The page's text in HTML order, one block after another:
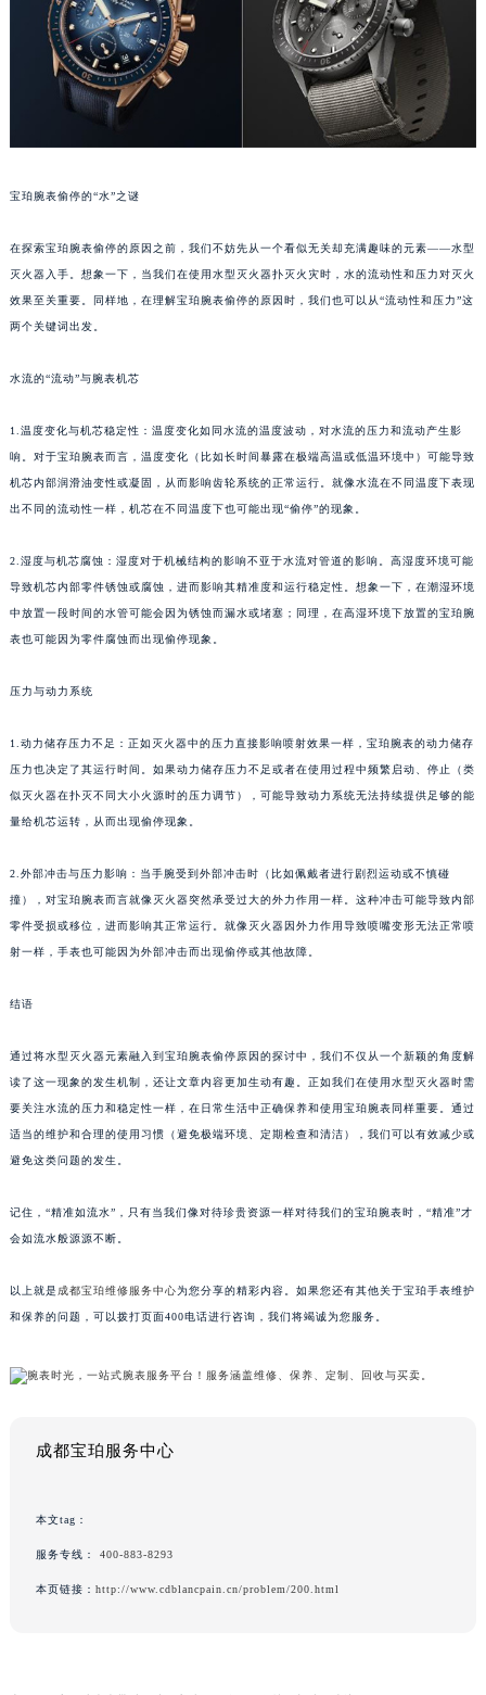
宝珀腕表偷停的“水”之谜
在探索宝珀腕表偷停的原因之前，我们不妨先从一个看似无关却充满趣味的元素——水型
灭火器入手。想象一下，当我们在使用水型灭火器扑灭火灾时，水的流动性和压力对灭火
效果至关重要。同样地，在理解宝珀腕表偷停的原因时，我们也可以从“流动性和压力”这
两个关键词出发。
水流的“流动”与腕表机芯
1.温度变化与机芯稳定性：温度变化如同水流的温度波动，对水流的压力和流动产生影
响。对于宝珀腕表而言，温度变化（比如长时间暴露在极端高温或低温环境中）可能导致
机芯内部润滑油变性或凝固，从而影响齿轮系统的正常运行。就像水流在不同温度下表现
出不同的流动性一样，机芯在不同温度下也可能出现“偷停”的现象。
2.湿度与机芯腐蚀：湿度对于机械结构的影响不亚于水流对管道的影响。高湿度环境可能
导致机芯内部零件锈蚀或腐蚀，进而影响其精准度和运行稳定性。想象一下，在潮湿环境
中放置一段时间的水管可能会因为锈蚀而漏水或堵塞；同理，在高湿环境下放置的宝珀腕
表也可能因为零件腐蚀而出现偷停现象。
压力与动力系统
1.动力储存压力不足：正如灭火器中的压力直接影响喷射效果一样，宝珀腕表的动力储存
压力也决定了其运行时间。如果动力储存压力不足或者在使用过程中频繁启动、停止（类
似灭火器在扑灭不同大小火源时的压力调节），可能导致动力系统无法持续提供足够的能
量给机芯运转，从而出现偷停现象。
2.外部冲击与压力影响：当手腕受到外部冲击时（比如佩戴者进行剧烈运动或不慎碰
撞），对宝珀腕表而言就像灭火器突然承受过大的外力作用一样。这种冲击可能导致内部
零件受损或移位，进而影响其正常运行。就像灭火器因外力作用导致喷嘴变形无法正常喷
射一样，手表也可能因为外部冲击而出现偷停或其他故障。
结语
通过将水型灭火器元素融入到宝珀腕表偷停原因的探讨中，我们不仅从一个新颖的角度解
读了这一现象的发生机制，还让文章内容更加生动有趣。正如我们在使用水型灭火器时需
要关注水流的压力和稳定性一样，在日常生活中正确保养和使用宝珀腕表同样重要。通过
适当的维护和合理的使用习惯（避免极端环境、定期检查和清洁），我们可以有效减少或
避免这类问题的发生。
记住，“精准如流水”，只有当我们像对待珍贵资源一样对待我们的宝珀腕表时，“精准”才
会如流水般源源不断。
以上就是 成都宝珀维修服务中心为您分享的精彩内容。如果您还有其他关于宝珀手表维护
和保养的问题，可以拨打页面400电话进行咨询，我们将竭诚为您服务。
成都宝珀服务中心
本文tag：
服务专线： 400-883-8293
本页链接： http://www.cdblancpain.cn/problem/200.html